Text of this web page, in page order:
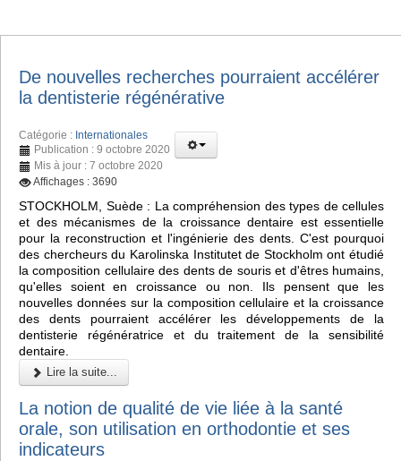
De nouvelles recherches pourraient accélérer
la dentisterie régénérative
Catégorie : Internationales
Publication : 9 octobre 2020
Mis à jour : 7 octobre 2020
Affichages : 3690
STOCKHOLM, Suède : La compréhension des types de cellules
et des mécanismes de la croissance dentaire est essentielle
pour la reconstruction et l'ingénierie des dents. C'est pourquoi
des chercheurs du Karolinska Institutet de Stockholm ont étudié
la composition cellulaire des dents de souris et d'êtres humains,
qu'elles soient en croissance ou non. Ils pensent que les
nouvelles données sur la composition cellulaire et la croissance
des dents pourraient accélérer les développements de la
dentisterie régénératrice et du traitement de la sensibilité
dentaire.
Lire la suite...
La notion de qualité de vie liée à la santé
orale, son utilisation en orthodontie et ses
indicateurs